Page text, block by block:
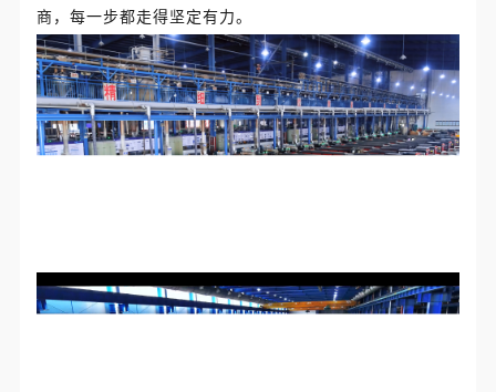
商，每一步都走得坚定有力。